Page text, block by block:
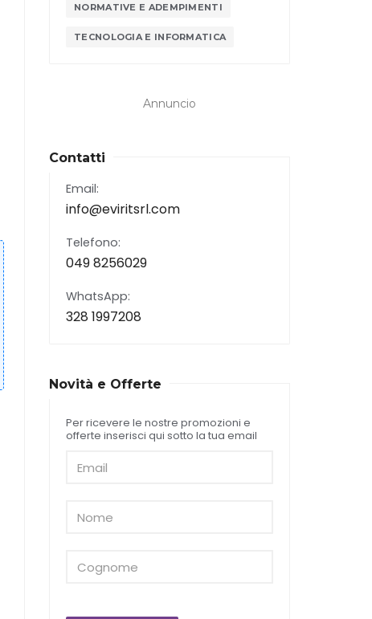
NORMATIVE E ADEMPIMENTI
TECNOLOGIA E INFORMATICA
Annuncio
Contatti
Email:
info@eviritsrl.com
Telefono:
049 8256029
WhatsApp:
328 1997208
Novità e Offerte
Per ricevere le nostre promozioni e
offerte inserisci qui sotto la tua email